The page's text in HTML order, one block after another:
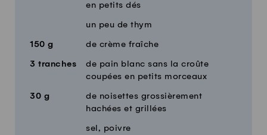
en petits dés
un peu de thym
150 g de crème fraîche
3 tranches
de pain blanc sans la croûte
coupées en petits morceaux
30 g
de noisettes grossièrement
hachées et grillées
sel, poivre